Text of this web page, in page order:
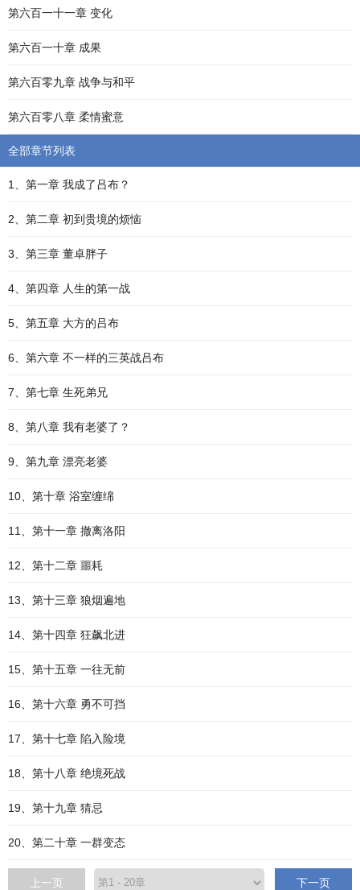
第六百一十一章 变化
第六百一十章 成果
第六百零九章 战争与和平
第六百零八章 柔情蜜意
全部章节列表
1、第一章 我成了吕布？
2、第二章 初到贵境的烦恼
3、第三章 董卓胖子
4、第四章 人生的第一战
5、第五章 大方的吕布
6、第六章 不一样的三英战吕布
7、第七章 生死弟兄
8、第八章 我有老婆了？
9、第九章 漂亮老婆
10、第十章 浴室缠绵
11、第十一章 撤离洛阳
12、第十二章 噩耗
13、第十三章 狼烟遍地
14、第十四章 狂飙北进
15、第十五章 一往无前
16、第十六章 勇不可挡
17、第十七章 陷入险境
18、第十八章 绝境死战
19、第十九章 猜忌
20、第二十章 一群变态
上一页 下一页